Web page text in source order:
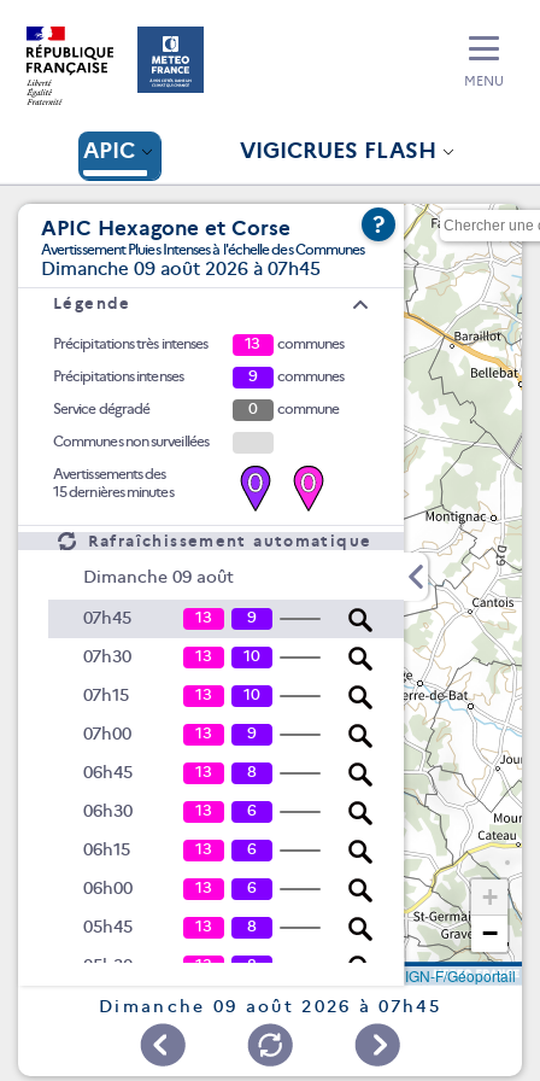
APIC VIGICRUES FLASH
MENU
APIC Hexagone et Corse
Avertissement Pluies Intenses à l'échelle des Communes
Dimanche 09 août 2026 à 07h45
?
Légende
Précipitations très intenses 13
communes
Précipitations intenses
9
communes
Service dégradé
0
commune
Communes non surveillées
Avertissements des
15 dernières minutes
0 0
Rafraîchissement automatique
Dimanche 09 août
07h45 13 9
07h30 13 10
07h15 13 10
07h00 13 9
06h45 13 8
06h30 13 6
06h15 13 6
06h00 13 6
05h45 13 8
05h30 13 8
05h15 13 8
8
+
−
IGN-F/Géoportail
Dimanche 09 août 2026 à 07h45